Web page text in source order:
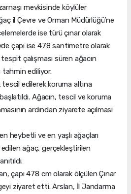
mevkisinde köylüler
il Çevre ve Orman Müdürlüğü’ne
ise türü çınar olarak
çapı ise 478 santimetre olarak
çalışması süren ağacın
tahmin ediliyor.
tescil edilerek koruma altına
Ağacın, tescil ve koruma
ardından ziyarete açılması
heybetli ve en yaşlı ağaçları
ağaç, gerçekleştirilen
çapı 478 cm olarak ölçülen Çınar
ziyaret etti. Arslan, İl Jandarma